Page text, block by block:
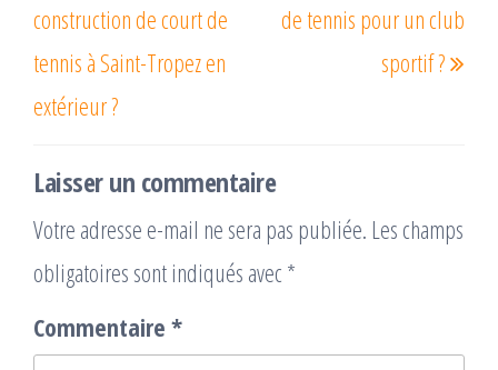
construction de court de
tennis à Saint-Tropez en
extérieur ?
de tennis pour un club
sportif ?
Laisser un commentaire
Votre adresse e-mail ne sera pas publiée. Les champs
obligatoires sont indiqués avec *
Commentaire *